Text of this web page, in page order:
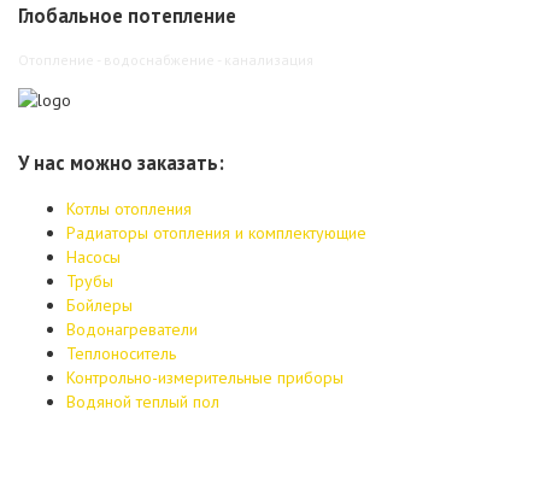
Глобальное потепление
У нас можно заказать:
Котлы отопления
Радиаторы отопления и комплектующие
Насосы
Трубы
Бойлеры
Водонагреватели
Теплоноситель
Контрольно-измерительные приборы
Водяной теплый пол